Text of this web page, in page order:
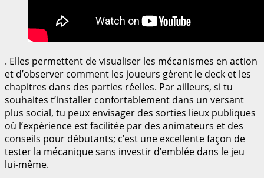
. Elles permettent de visualiser les mécanismes en action
et d’observer comment les joueurs gèrent le deck et les
chapitres dans des parties réelles. Par ailleurs, si tu
souhaites t’installer confortablement dans un versant
plus social, tu peux envisager des sorties lieux publiques
où l’expérience est facilitée par des animateurs et des
conseils pour débutants; c’est une excellente façon de
tester la mécanique sans investir d’emblée dans le jeu
lui-même.